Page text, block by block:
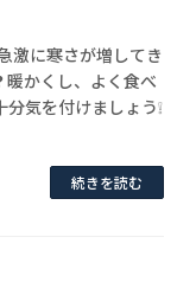
激に寒さが増してき
暖かくし、よく食べ
気を付けましょう❕
続きを読む